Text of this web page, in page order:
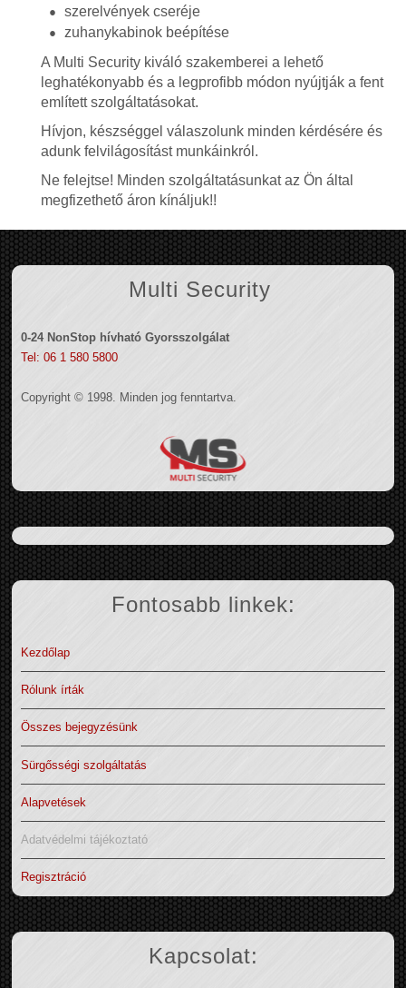
szerelvények cseréje
zuhanykabinok beépítése
A Multi Security kiváló szakemberei a lehető
leghatékonyabb és a legprofibb módon nyújtják a fent
említett szolgáltatásokat.
Hívjon, készséggel válaszolunk minden kérdésére és
adunk felvilágosítást munkáinkról.
Ne felejtse! Minden szolgáltatásunkat az Ön által
megfizethető áron kínáljuk!!
Multi Security
0-24 NonStop hívható Gyorsszolgálat
Tel: 06 1 580 5800
Copyright © 1998. Minden jog fenntartva.
Fontosabb linkek:
Kezdőlap
Rólunk írták
Összes bejegyzésünk
Sürgősségi szolgáltatás
Alapvetések
Adatvédelmi tájékoztató
Regisztráció
Kapcsolat: